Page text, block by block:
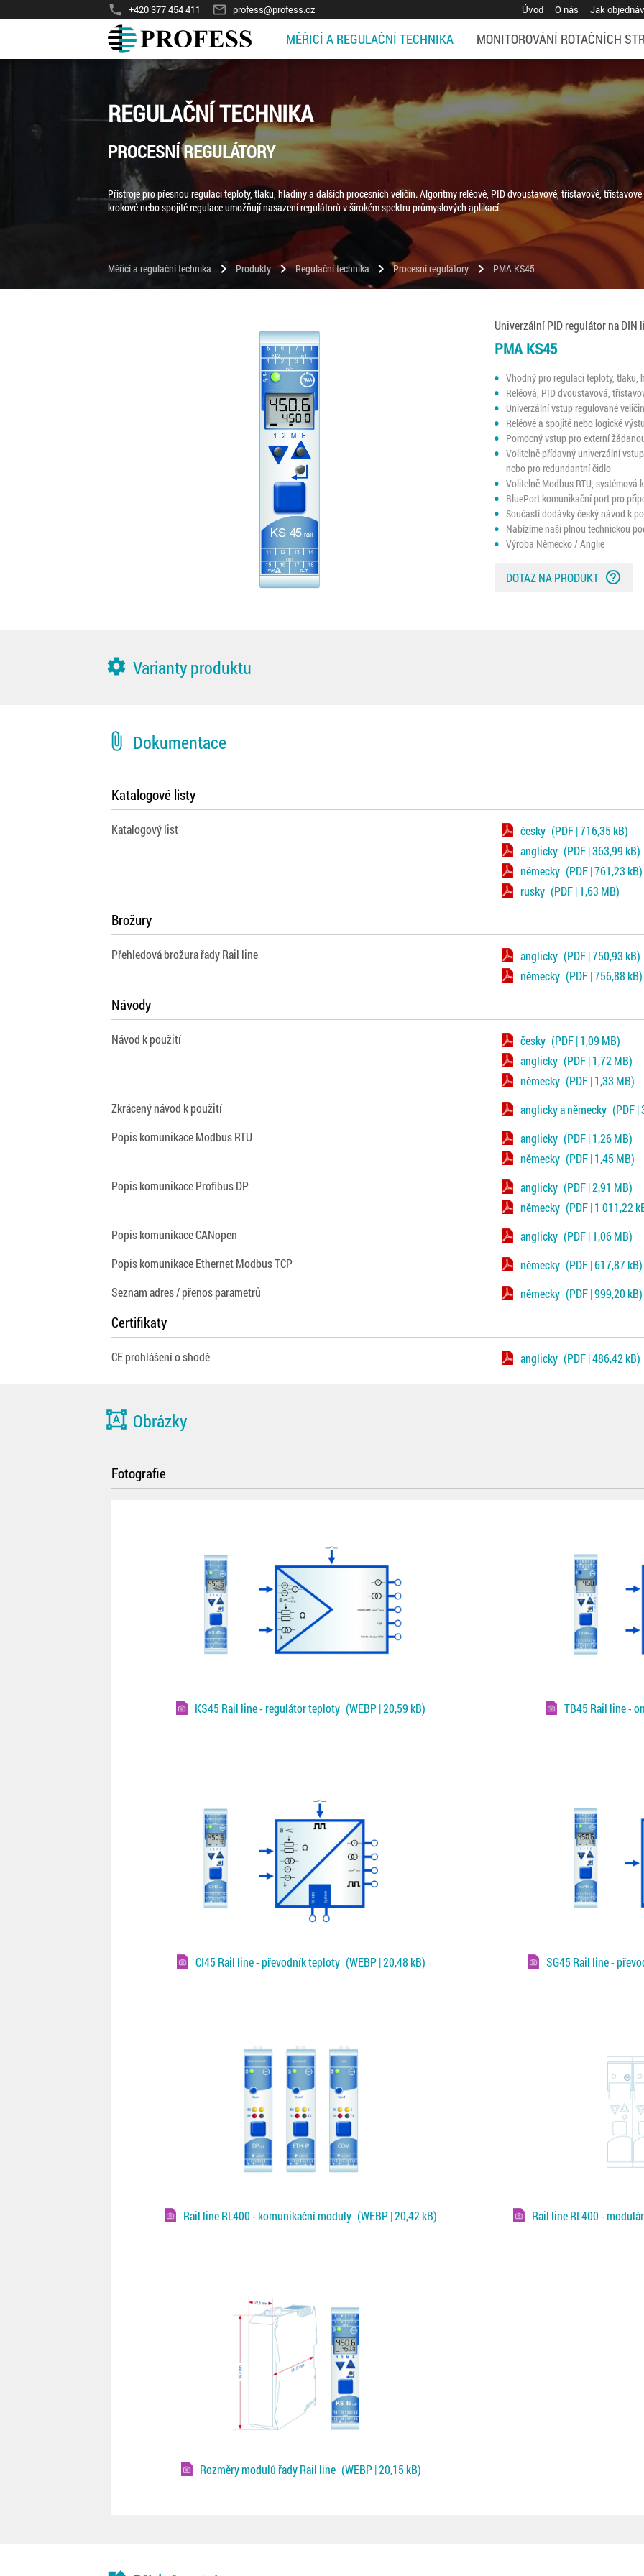
phone +420 377 454 411 mail_outline profess@profess.cz Úvod O nás Jak
MĚŘICÍ A REGULAČNÍ TECHNIKA MONITOROVÁNÍ ROTAČNÍCH
REGULAČNÍ TECHNIKA
PROCESNÍ REGULÁTORY
Přístroje pro přesnou regulaci teploty, tlaku, hladiny a dalších procesních veličin. Algoritmy reléové, PID dvoustavové, třístavové, třístavové
krokové nebo spojité regulace umožňují nasazení regulátorů v širokém spektru průmyslových aplikací.
Měřicí a regulační technika chevron_right Produkty chevron_right Regulační technika chevron_right Procesní regulátory chevron_right PMA KS45
Univerzální PID regulátor na DIN
PMA KS45
Vhodný pro regulaci teploty, tlaku,
Reléová, PID dvoustavová,
Univerzální vstup regulované
Reléové a spojité nebo logické
Pomocný vstup pro externí
Volitelně přídavný univerzální
nebo pro redundantní čidlo
Volitelně Modbus RTU, systémová
BluePort komunikační port pro
Součástí dodávky český návod k
Nabízíme naši plnou technickou
Výroba Německo / Anglie
DOTAZ NA PRODUKT help_outline
settings Varianty produktu
attach_file Dokumentace
Katalogové listy
Katalogový list česky (PDF | 716,35 kB)
anglicky (PDF | 363,99 kB)
německy (PDF | 761,23 kB)
rusky (PDF | 1,63 MB)
Brožury
Přehledová brožura řady Rail line anglicky (PDF | 750,93 kB)
německy (PDF | 756,88 kB)
Návody
Návod k použití česky (PDF | 1,09 MB)
anglicky (PDF | 1,72 MB)
německy (PDF | 1,33 MB)
Zkrácený návod k použití
anglicky a německy (PDF |
Popis komunikace Modbus RTU
anglicky (PDF | 1,26 MB)
německy (PDF | 1,45 MB)
Popis komunikace Profibus DP
anglicky (PDF | 2,91 MB)
německy (PDF | 1 011,22
Popis komunikace CANopen
anglicky (PDF | 1,06 MB)
Popis komunikace Ethernet Modbus TCP
německy (PDF | 617,87 kB)
Seznam adres / přenos parametrů
německy (PDF | 999,20 kB)
Certifikaty
CE prohlášení o shodě anglicky (PDF | 486,42 kB)
format_shapes Obrázky
Fotografie
KS45 Rail line - regulátor teploty (WEBP | 20,59 kB) TB45 Rail line -
CI45 Rail line - převodník teploty (WEBP | 20,48 kB) SG45 Rail line -
Rail line RL400 - komunikační moduly (WEBP | 20,42 kB)
Rozměry modulů řady Rail line (WEBP | 20,15 kB)